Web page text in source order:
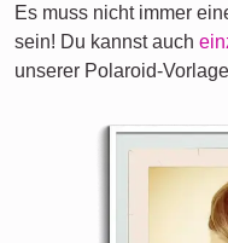
Es muss nicht immer
sein! Du kannst auch
unserer Polaroid-